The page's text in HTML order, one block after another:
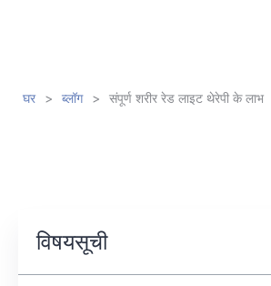
घर > ब्लॉग > संपूर्ण शरीर रेड लाइट थेरेपी के लाभ
विषयसूची